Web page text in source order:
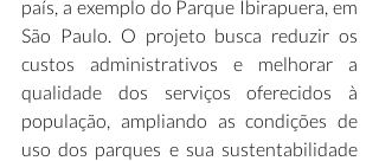
país, a exemplo do Parque Ibirapuera, em
São Paulo. O projeto busca reduzir os
custos administrativos e melhorar a
qualidade dos serviços oferecidos à
população, ampliando as condições de
uso dos parques e sua sustentabilidade